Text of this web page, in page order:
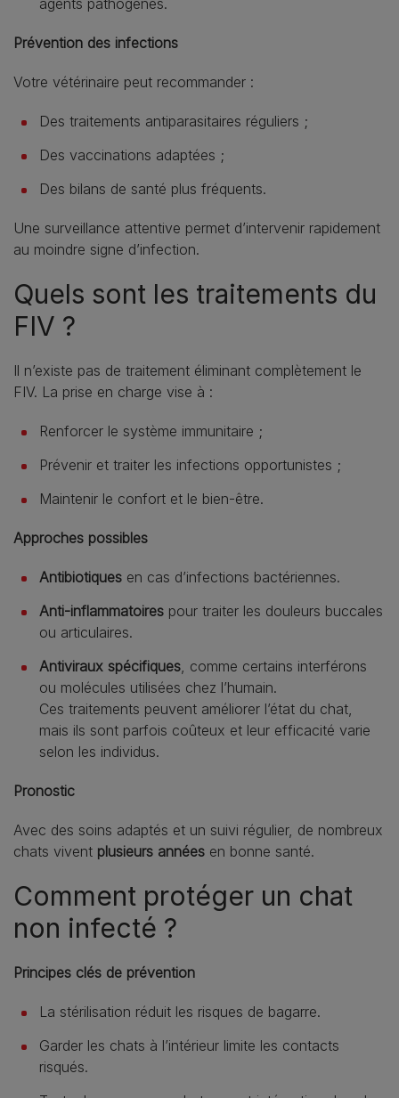
Prévention des infections
Votre vétérinaire peut recommander :
Des traitements antiparasitaires réguliers ;
Des vaccinations adaptées ;
Des bilans de santé plus fréquents.
Une surveillance attentive permet d’intervenir rapidement
au moindre signe d’infection.
Quels sont les traitements du
FIV ?
Il n’existe pas de traitement éliminant complètement le
FIV. La prise en charge vise à :
Renforcer le système immunitaire ;
Prévenir et traiter les infections opportunistes ;
Maintenir le confort et le bien‑être.
Approches possibles
Antibiotiques en cas d’infections bactériennes.
Anti‑inflammatoires pour traiter les douleurs buccales
ou articulaires.
Antiviraux spécifiques , comme certains interférons
ou molécules utilisées chez l’humain.
Ces traitements peuvent améliorer l’état du chat,
mais ils sont parfois coûteux et leur efficacité varie
selon les individus.
Pronostic
Avec des soins adaptés et un suivi régulier, de nombreux
chats vivent plusieurs années en bonne santé.
Comment protéger un chat
non infecté ?
Principes clés de prévention
La stérilisation réduit les risques de bagarre.
Garder les chats à l’intérieur limite les contacts
risqués.